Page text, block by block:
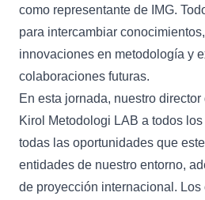
como representante de IMG.
para intercambiar
innovaciones en metodología y
colaboraciones futuras.
En esta jornada, nuestro
Kirol Metodologi LAB a todos
todas las oportunidades que
entidades de nuestro entorno,
de proyección internacional. Los